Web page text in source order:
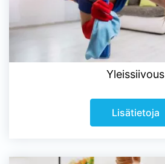
Yleissiivous
Lisätietoja